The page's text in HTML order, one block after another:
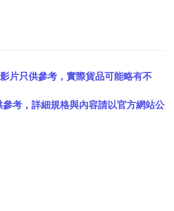
片只供參考，實際貨品可能略有不
參考，詳細規格與內容請以官方網站公